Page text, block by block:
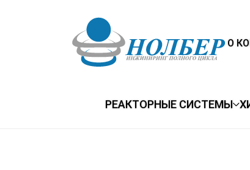
О
РЕАКТОРНЫЕ СИСТЕМЫ